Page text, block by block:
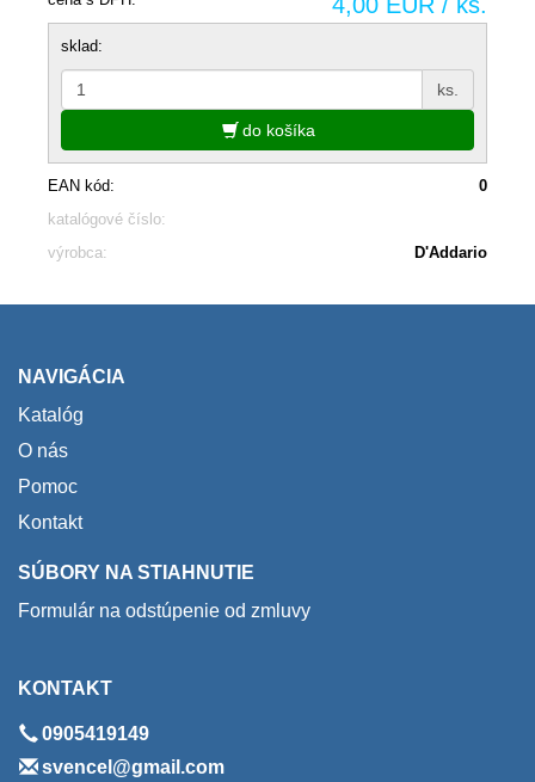
sklad:
ks.
do košíka
EAN kód:
0
katalógové číslo:
výrobca:
D'Addario
NAVIGÁCIA
Katalóg
O nás
Pomoc
Kontakt
SÚBORY NA STIAHNUTIE
Formulár na odstúpenie od zmluvy
KONTAKT
0905419149
svencel@gmail.com